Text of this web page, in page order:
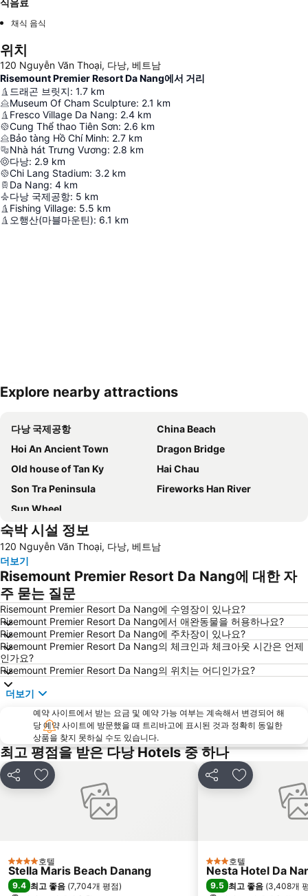
식음료
채식 음식
위치
120 Nguyễn Văn Thoại, 다낭, 베트남
Risemount Premier Resort Da Nang에서 거리
드래곤 브릿지: 1.7 km
Museum Of Cham Sculpture: 2.1 km
Fresco Village Da Nang: 2.4 km
Cung Thể thao Tiên Sơn: 2.6 km
Bảo tàng Hồ Chí Minh: 2.7 km
Nhà hát Trưng Vương: 2.8 km
다낭: 2.9 km
Chi Lang Stadium: 3.2 km
Da Nang: 4 km
다낭 국제공항: 5 km
Fishing Village: 5.5 km
오행산(마블마운틴): 6.1 km
Explore nearby attractions
다낭 국제공항
China Beach
Hoi An Ancient Town
Dragon Bridge
Old house of Tan Ky
Hai Chau
Son Tra Peninsula
Fireworks Han River
Sun Wheel
숙박 시설 정보
120 Nguyễn Văn Thoại, 다낭, 베트남
더보기
Risemount Premier Resort Da Nang에 대한 자
주 묻는 질문
Risemount Premier Resort Da Nang에 수영장이 있나요?
Risemount Premier Resort Da Nang에서 애완동물을 허용하나요?
Risemount Premier Resort Da Nang에 주차장이 있나요?
Risemount Premier Resort Da Nang의 체크인과 체크아웃 시간은 언제
인가요?
Risemount Premier Resort Da Nang의 위치는 어디인가요?
더보기
예약 사이트에서 받는 요금 및 예약 가능 여부는 계속해서 변경되어 해
당 예약 사이트에 방문했을 때 트리바고에 표시된 것과 정확히 동일한
상품을 찾지 못하실 수도 있습니다.
최고 평점을 받은 다낭 Hotels 중 하나
공유 즐겨찾기에 추가
4 성급 호텔
Stella Maris Beach Danang
9.4 최고 좋음 (7,704개 평점)
공유 즐겨찾기에
3 성급호텔
Nesta Hotel Da
9.5 최고 좋음 (3,408개